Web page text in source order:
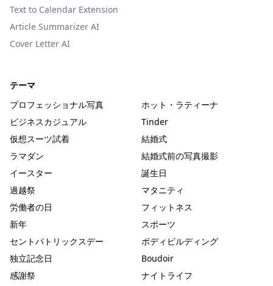
Text to Calendar Extension
Article Summarizer AI
Cover Letter AI
テーマ
プロフェッショナル写真
ビジネスカジュアル
仮想スーツ試着
ラマダン
イースター
過越祭
労働者の日
新年
セントパトリックスデー
独立記念日
感謝祭
ホット・ラティーナ
Tinder
結婚式
結婚式前の写真撮影
誕生日
マタニティ
フィットネス
スポーツ
ボディビルディング
Boudoir
ナイトライフ